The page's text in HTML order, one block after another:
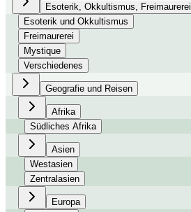
Esoterik, Okkultismus, Freimaurerei
Esoterik und Okkultismus
Freimaurerei
Mystique
Verschiedenes
Geografie und Reisen
Afrika
Südliches Afrika
Asien
Westasien
Zentralasien
Europa